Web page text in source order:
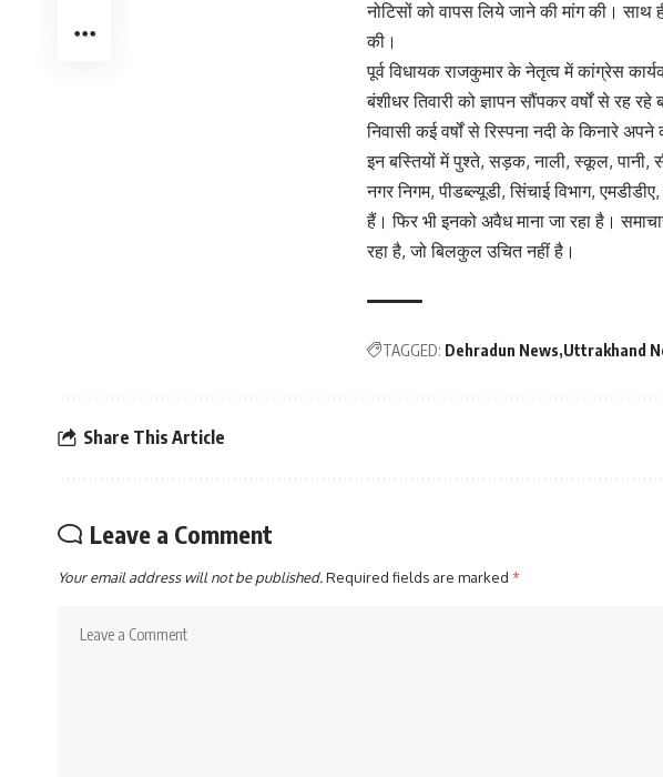
नोटिसों को वापस लिये जाने की मांग की। साथ
की।
पूर्व विधायक राजकुमार के नेतृत्व में कांग्रेस
बंशीधर तिवारी को ज्ञापन सौंपकर वर्षों से रह
निवासी कई वर्षों से रिस्पना नदी के किनारे
इन बस्तियों में पुश्ते, सड़क, नाली, स्कूल, पानी,
नगर निगम, पीडब्ल्यूडी, सिंचाई विभाग,
हैं। फिर भी इनको अवैध माना जा रहा है।
रहा है, जो बिलकुल उचित नहीं है।
TAGGED: Dehradun News Uttrakhand
Share This Article
Leave a Comment
Your email address will not be published.Required fields are marked *